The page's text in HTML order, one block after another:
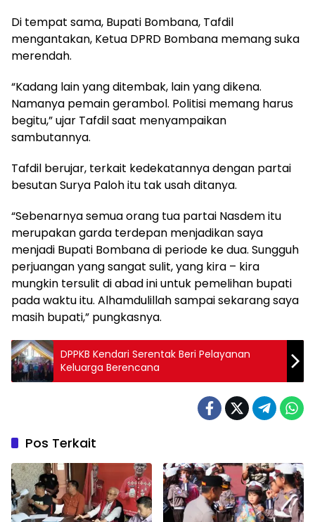
Di tempat sama, Bupati Bombana, Tafdil
mengantakan, Ketua DPRD Bombana memang suka
merendah.
“Kadang lain yang ditembak, lain yang dikena.
Namanya pemain gerambol. Politisi memang harus
begitu,” ujar Tafdil saat menyampaikan
sambutannya.
Tafdil berujar, terkait kedekatannya dengan partai
besutan Surya Paloh itu tak usah ditanya.
“Sebenarnya semua orang tua partai Nasdem itu
merupakan garda terdepan menjadikan saya
menjadi Bupati Bombana di periode ke dua. Sungguh
perjuangan yang sangat sulit, yang kira – kira
mungkin tersulit di abad ini untuk pemelihan bupati
pada waktu itu. Alhamdulillah sampai sekarang saya
masih bupati,” pungkasnya.
DPPKB Kendari Serentak Beri Pelayanan
Keluarga Berencana
Pos Terkait